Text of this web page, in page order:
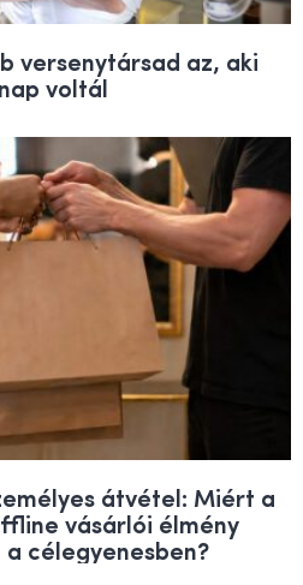
versenytársad az, aki
voltál
átvétel: Miért a
vásárlói élmény
célegyenesben?